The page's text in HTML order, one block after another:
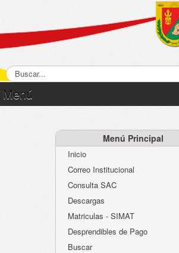
Menú
Atención al Ciudadano
Instituciones Educativas
Despacho Secretaría
Evaluación desempeño
Menú Principal
Inicio
Correo Institucional
Consulta SAC
Descargas
Matriculas - SIMAT
Desprendibles de Pago
Buscar